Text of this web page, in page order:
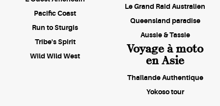
Pacific Coast
Run to Sturgis
Tribe's Spirit
Wild Wild West
Le Grand Raid Australien
Queensland paradise
Aussie & Tassie
Voyage à moto
en Asie
Thaïlande Authentique
Yokoso tour